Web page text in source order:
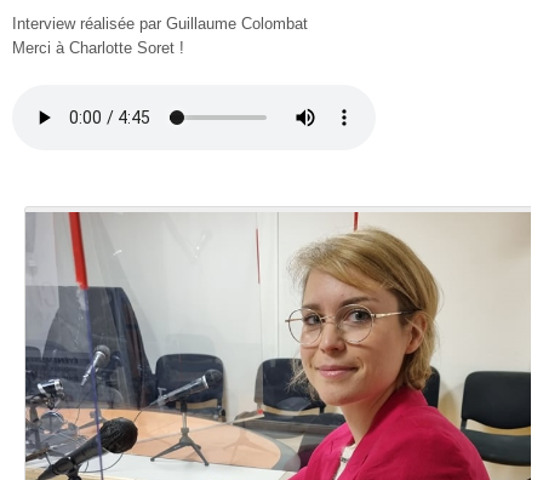
Interview réalisée par Guillaume Colombat
Merci à Charlotte Soret !